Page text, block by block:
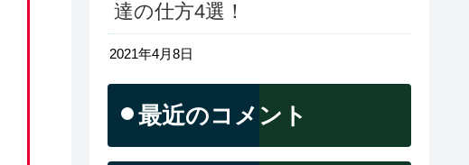
達の仕方4選！
2021年4月8日
最近のコメント